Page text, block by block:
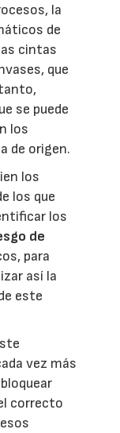
la
de
cintas
que
se puede
los
de origen.
los
los que
los
de
para
así la
este
vez más
correcto